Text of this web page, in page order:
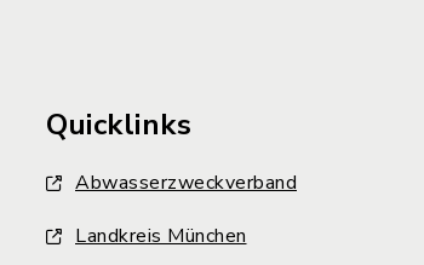
Quicklinks
Abwasserzweckverband
Landkreis München